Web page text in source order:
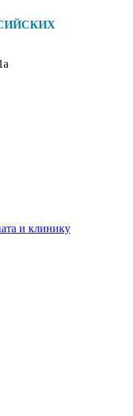
и клинику